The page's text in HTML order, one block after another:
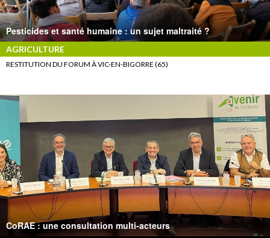
Pesticides et santé humaine : un sujet maltraité ?
AGRICULTURE
RESTITUTION DU FORUM À VIC-EN-BIGORRE (65)
CoRAE : une consultation multi-acteurs